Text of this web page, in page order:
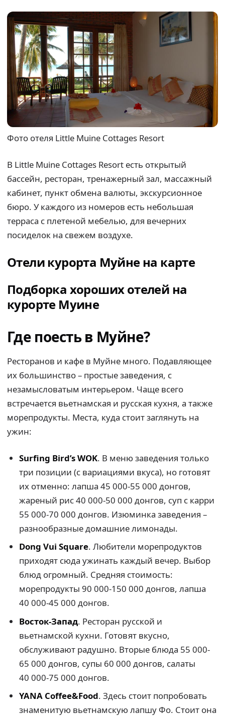
Фото отеля Little Muine Cottages Resort
В Little Muine Cottages Resort есть открытый
бассейн, ресторан, тренажерный зал, массажный
кабинет, пункт обмена валюты, экскурсионное
бюро. У каждого из номеров есть небольшая
терраса с плетеной мебелью, для вечерних
посиделок на свежем воздухе.
Отели курорта Муйне на карте
Подборка хороших отелей на
курорте Муине
Где поесть в Муйне?
Ресторанов и кафе в Муйне много. Подавляющее
их большинство – простые заведения, с
незамысловатым интерьером. Чаще всего
встречается вьетнамская и русская кухня, а также
морепродукты. Места, куда стоит заглянуть на
ужин:
Surfing Bird’s WOK. В меню заведения только
три позиции (с вариациями вкуса), но готовят
их отменно: лапша 45 000-55 000 донгов,
жареный рис 40 000-50 000 донгов, суп с карри
55 000-70 000 донгов. Изюминка заведения –
разнообразные домашние лимонады.
Dong Vui Square. Любители морепродуктов
приходят сюда ужинать каждый вечер. Выбор
блюд огромный. Средняя стоимость:
морепродукты 90 000-150 000 донгов, лапша
40 000-45 000 донгов.
Восток-Запад. Ресторан русской и
вьетнамской кухни. Готовят вкусно,
обслуживают радушно. Вторые блюда 55 000-
65 000 донгов, супы 60 000 донгов, салаты
40 000-75 000 донгов.
YANA Coffee&Food. Здесь стоит попробовать
знаменитую вьетнамскую лапшу Фо. Стоит она